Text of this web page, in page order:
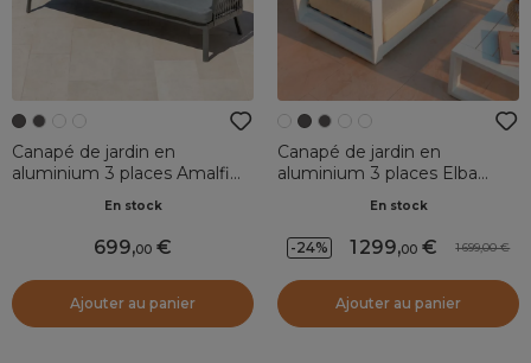
Canapé de jardin en
aluminium 3 places Amalfi
En stock
699,00
Ajouter au panier
Canapé de jardin en
aluminium 3 places Elba
En stock
-24% 1 299,00 1 699,00
Ajouter au panier